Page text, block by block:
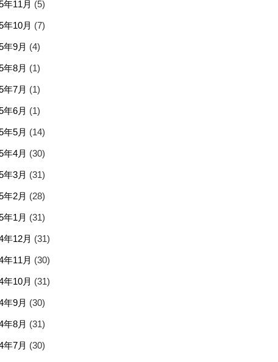
年11月 (5)
年10月 (7)
年9月 (4)
年8月 (1)
年7月 (1)
年6月 (1)
年5月 (14)
年4月 (30)
年3月 (31)
年2月 (28)
年1月 (31)
年12月 (31)
年11月 (30)
年10月 (31)
年9月 (30)
年8月 (31)
年7月 (30)